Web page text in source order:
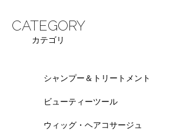
CATEGORY
カテゴリ
シャンプー＆トリートメント
ビューティーツール
ウィッグ・ヘアコサージュ